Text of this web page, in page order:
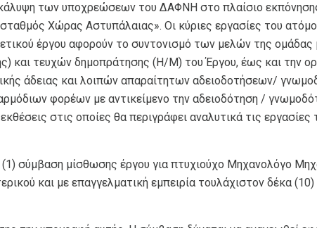
των υποχρεώσεων του ΔΑΦΝΗ στο πλαίσιο
Χώρας Αστυπάλαιας». Οι κύριες εργασίες του
έργου αφορούν το συντονισμό των μελών της
και τευχών δημοπράτησης (Η/Μ) του Έργου, έως και την
άδειας και λοιπών απαραίτητων αδειοδοτήσεων/
φορέων με αντικείμενο την αδειοδότηση /
στις οποίες θα περιγράφει αναλυτικά τις εργασίες
σύμβαση μίσθωσης έργου για πτυχιούχο Μηχανολόγο
και με επαγγελματική εμπειρία τουλάχιστον δέκα